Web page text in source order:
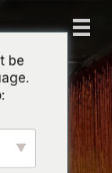
be